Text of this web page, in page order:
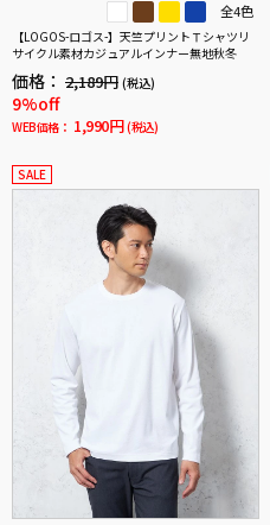
全4色
【LOGOS-ロゴス-】天竺プリントＴシャツリ
サイクル素材カジュアルインナー無地秋冬
価格： 2,189円 (税込)
9%off
WEB価格： 1,990円 (税込)
SALE